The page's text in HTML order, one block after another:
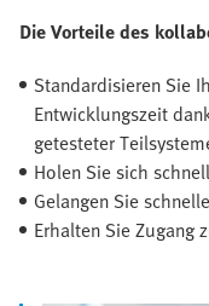
Die Vorteile des
Standardisieren Sie
Entwicklungszeit
getesteter
Holen Sie sich
Gelangen Sie
Erhalten Sie Zugang